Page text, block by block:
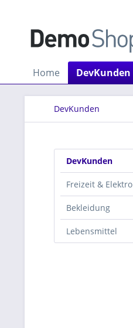
Home DevKunden
DevKunden
DevKunden
Freizeit & Elektro
Bekleidung
Lebensmittel